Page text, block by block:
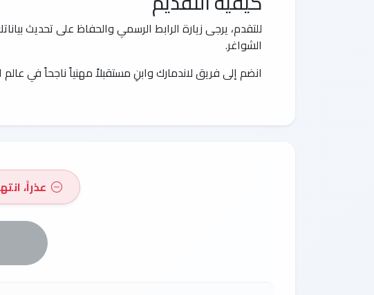
للتقدم، يرجى زيارة الرابط الرسمي والحفاظ على تحديث
الشواغر.
انضم إلى فريق لاندمارك وابنِ مستقبلاً مهنياً ناجحاً في
عذراً،